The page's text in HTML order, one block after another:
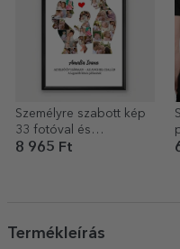
Személyre szabott kép
33 fotóval és
szöveggel – Család
8 965 Ft
Termékleírás